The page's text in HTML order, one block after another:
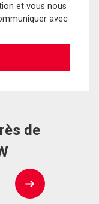
et vous nous
avec
de